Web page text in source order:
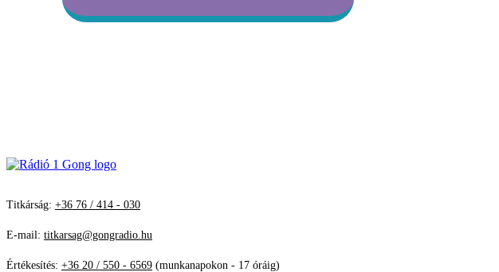
Titkárság: +36 76 / 414 - 030
E-mail: titkarsag@gongradio.hu
Értékesítés: +36 20 / 550 - 6569 (munkanapokon - 17 óráig)